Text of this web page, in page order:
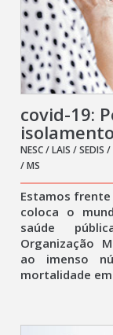
covid-19:
NESC / LAIS / SEDIS
/ MS
Estamos
coloca o
saúde
Organização
ao imenso
mortalidade